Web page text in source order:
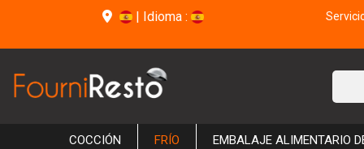
| Idioma :
COCCIÓN FRÍO EMBALAJE ALIMENTARIO